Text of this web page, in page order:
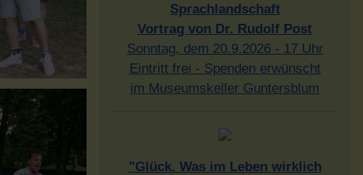
Sprachlandschaft
Vortrag von Dr. Rudolf Post
Sonntag, dem 20.9.2026 - 17 Uhr
Eintritt frei - Spenden erwünscht
im Museumskeller Guntersblum
"Glück. Was im Leben wirklich